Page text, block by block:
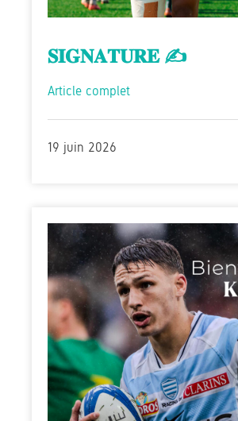
𝐒𝐈𝐆𝐍𝐀𝐓𝐔𝐑𝐄 ✍️
Article complet
19 juin 2026